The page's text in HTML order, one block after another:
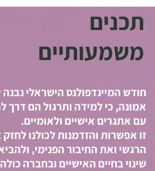
תכנים
משמעותיים
חודש המיינדפולנס הישראלי
אמונה, כי למידה ותרגול הם דרך
עם אתגרים אישיים ולאומיים.
זו אפשרות והזדמנות לכולנו
הרגשי ואת החיבור הפנימי,
שינוי בחיים האישיים ובחברה